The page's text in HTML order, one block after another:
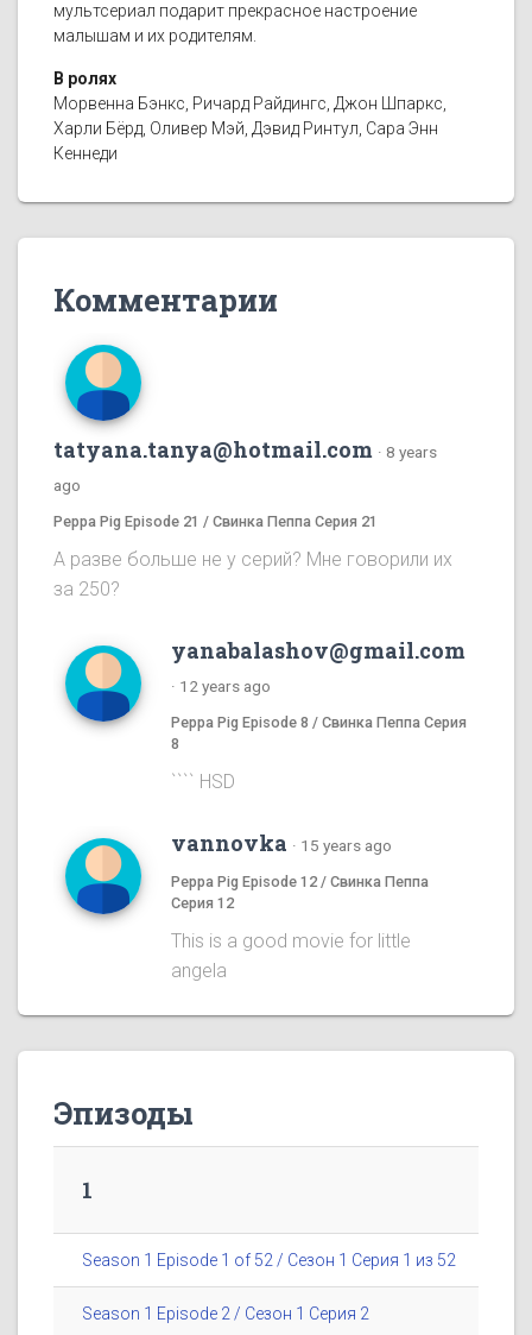
мультсериал подарит прекрасное настроение
малышам и их родителям.
В ролях
Морвенна Бэнкс, Ричард Райдингс, Джон Шпаркс,
Харли Бёрд, Оливер Мэй, Дэвид Ринтул, Сара Энн
Кеннеди
Комментарии
tatyana.tanya@hotmail.com · 8 years
ago
Peppa Pig Episode 21 / Свинка Пеппа Серия 21
А разве больше не у серий? Мне говорили их
за 250?
yanabalashov@gmail.com
· 12 years ago
Peppa Pig Episode 8 / Свинка Пеппа Серия
8
```` HSD
vannovka · 15 years ago
Peppa Pig Episode 12 / Свинка Пеппа
Серия 12
This is a good movie for little
angela
Эпизоды
1
Season 1 Episode 1 of 52 / Сезон 1 Серия 1 из 52
Season 1 Episode 2 / Сезон 1 Серия 2